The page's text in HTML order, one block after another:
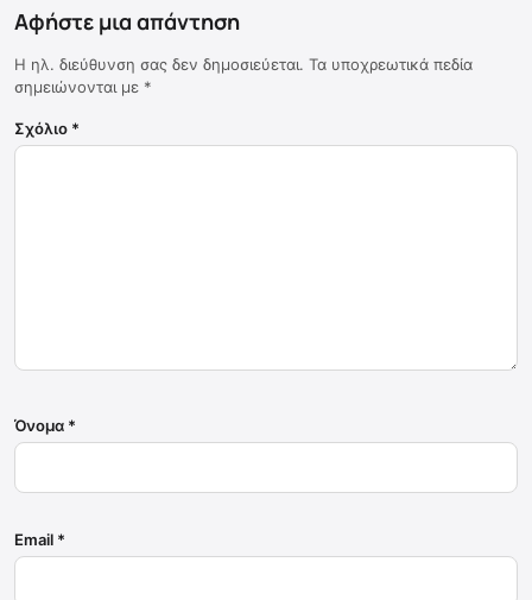
Αφήστε μια απάντηση
Η ηλ. διεύθυνση σας δεν δημοσιεύεται. Τα υποχρεωτικά πεδία
σημειώνονται με *
Σχόλιο *
Όνομα *
Email *